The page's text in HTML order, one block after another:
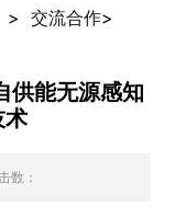
>交流合作>
供能无源感知
术
数：